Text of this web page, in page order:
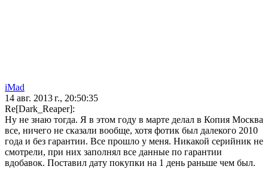
iMad
14 авг. 2013 г., 20:50:35
Re[Dark_Reaper]:
Ну не знаю тогда. Я в этом году в марте делал в Копия Москва
все, ничего не сказали вообще, хотя фотик был далекого 2010
года и без гарантии. Все прошло у меня. Никакой серийник не
смотрели, при них заполнял все данные по гарантии
вдобавок. Поставил дату покупки на 1 день раньше чем был.